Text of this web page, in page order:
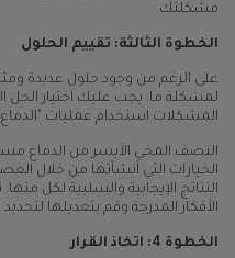
مشكلتك.
الخطوة الثالثة: تقييم الحلول
على الرغم من وجود حلول عديدة
لمشكلة ما. يجب عليك اختيار
المشكلات استخدام عمليات "الدماغ
النصف المخي الأيسر من الدماغ
الخيارات التي أنشأتها من خلال
النتائج الإيجابية والسلبية لكل
الأفكار المدرجة وقم بتعديلها
الخطوة 4: اتخاذ القرار